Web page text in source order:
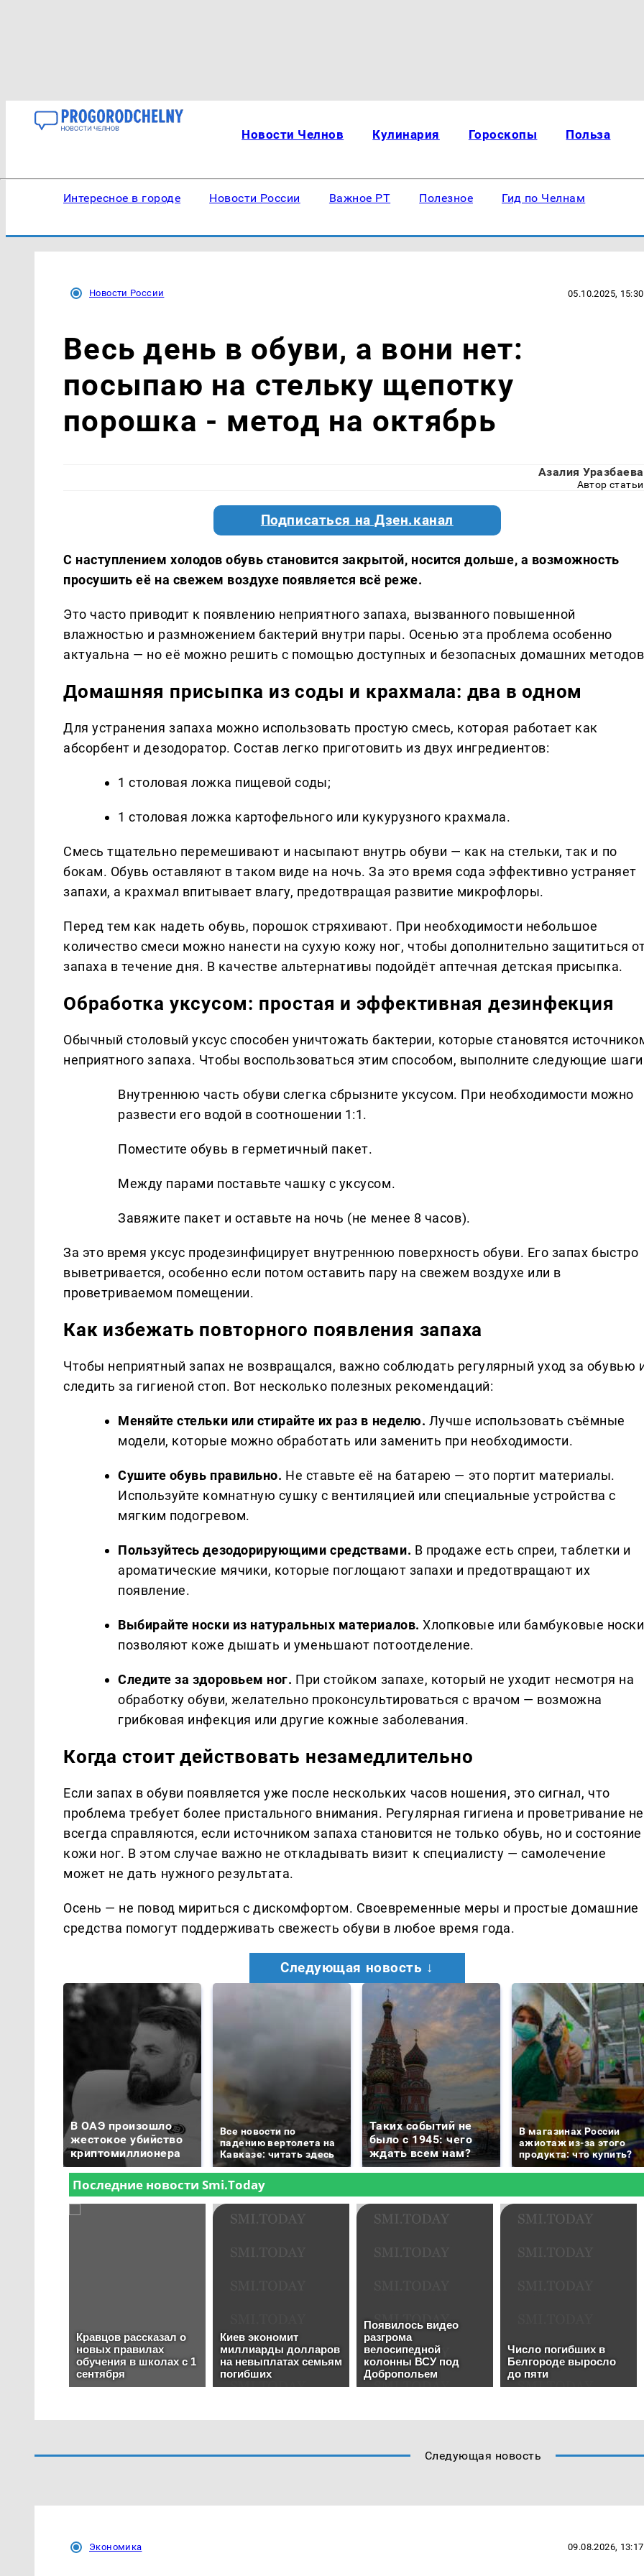
Новости Челнов Кулинария Гороскопы Польза
Интересное в городе Новости России Важное РТ Полезное Гид по Челнам
Новости России 05.10.2025, 15:30
Весь день в обуви, а вони нет:
посыпаю на стельку щепотку
порошка - метод на октябрь
Азалия Уразбаева
Автор статьи
Подписаться на Дзен.канал
С наступлением холодов обувь становится закрытой, носится дольше, а возможность
просушить её на свежем воздухе появляется всё реже.
Это часто приводит к появлению неприятного запаха, вызванного повышенной
влажностью и размножением бактерий внутри пары. Осенью эта проблема особенно
актуальна — но её можно решить с помощью доступных и безопасных домашних
Домашняя присыпка из соды и крахмала: два в одном
Для устранения запаха можно использовать простую смесь, которая работает как
абсорбент и дезодоратор. Состав легко приготовить из двух ингредиентов:
1 столовая ложка пищевой соды;
1 столовая ложка картофельного или кукурузного крахмала.
Смесь тщательно перемешивают и насыпают внутрь обуви — как на стельки, так и по
бокам. Обувь оставляют в таком виде на ночь. За это время сода эффективно устраняет
запахи, а крахмал впитывает влагу, предотвращая развитие микрофлоры.
Перед тем как надеть обувь, порошок стряхивают. При необходимости небольшое
количество смеси можно нанести на сухую кожу ног, чтобы дополнительно защититься
запаха в течение дня. В качестве альтернативы подойдёт аптечная детская присыпка.
Обработка уксусом: простая и эффективная дезинфекция
Обычный столовый уксус способен уничтожать бактерии, которые становятся
неприятного запаха. Чтобы воспользоваться этим способом, выполните следующие
Внутреннюю часть обуви слегка сбрызните уксусом. При необходимости можно
развести его водой в соотношении 1:1.
Поместите обувь в герметичный пакет.
Между парами поставьте чашку с уксусом.
Завяжите пакет и оставьте на ночь (не менее 8 часов).
За это время уксус продезинфицирует внутреннюю поверхность обуви. Его запах быстро
выветривается, особенно если потом оставить пару на свежем воздухе или в
проветриваемом помещении.
Как избежать повторного появления запаха
Чтобы неприятный запах не возвращался, важно соблюдать регулярный уход за обувью
следить за гигиеной стоп. Вот несколько полезных рекомендаций:
Меняйте стельки или стирайте их раз в неделю. Лучше использовать съёмные
модели, которые можно обработать или заменить при необходимости.
Сушите обувь правильно. Не ставьте её на батарею — это портит материалы.
Используйте комнатную сушку с вентиляцией или специальные устройства с
мягким подогревом.
Пользуйтесь дезодорирующими средствами. В продаже есть спреи, таблетки и
ароматические мячики, которые поглощают запахи и предотвращают их
появление.
Выбирайте носки из натуральных материалов. Хлопковые или бамбуковые носки
позволяют коже дышать и уменьшают потоотделение.
Следите за здоровьем ног. При стойком запахе, который не уходит несмотря на
обработку обуви, желательно проконсультироваться с врачом — возможна
грибковая инфекция или другие кожные заболевания.
Когда стоит действовать незамедлительно
Если запах в обуви появляется уже после нескольких часов ношения, это сигнал, что
проблема требует более пристального внимания. Регулярная гигиена и проветривание не
всегда справляются, если источником запаха становится не только обувь, но и состояние
кожи ног. В этом случае важно не откладывать визит к специалисту — самолечение
может не дать нужного результата.
Осень — не повод мириться с дискомфортом. Своевременные меры и простые домашние
средства помогут поддерживать свежесть обуви в любое время года.
Следующая новость ↓
В ОАЭ произошло
жестокое убийство
криптомиллионера
Все новости по
падению вертолета на
Кавказе: читать здесь
Таких событий не
было с 1945: чего
ждать всем нам?
В магазинах России
ажиотаж из-за этого
продукта: что купить?
Следующая новость
Экономика 09.08.2026, 13:17